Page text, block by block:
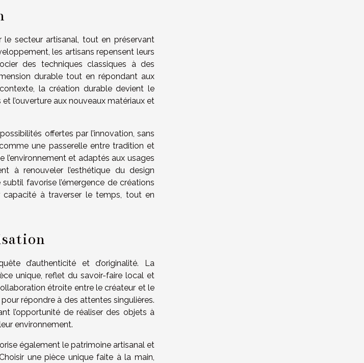
le secteur artisanal, tout en préservant
les artisans repensent leurs
des techniques classiques à des
durable tout en répondant aux
la création durable devient le
l’ouverture aux nouveaux matériaux et
offertes par l’innovation, sans
une passerelle entre tradition et
l’environnement et adaptés aux usages
à renouveler l’esthétique du design
favorise l’émergence de créations
à traverser le temps, tout en
d’authenticité et d’originalité. La
unique, reflet du savoir-faire local et
étroite entre le créateur et le
répondre à des attentes singulières.
l’opportunité de réaliser des objets à
environnement.
également le patrimoine artisanal et
une pièce unique faite à la main,